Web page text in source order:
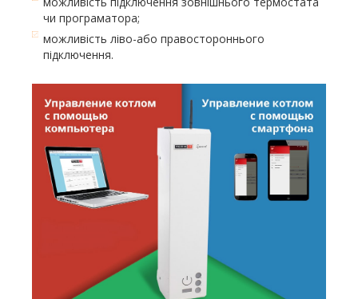
чи програматора;
можливість ліво-або правостороннього
підключення.